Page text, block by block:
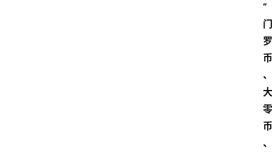
”
门
罗
币
、
大
零
币
、